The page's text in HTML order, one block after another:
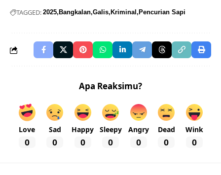
TAGGED: 2025 Bangkalan Galis Kriminal Pencurian Sapi
Apa Reaksimu?
Love
0
Sad
0
Happy
0
Sleepy
0
Angry
0
Dead
0
Wink
0